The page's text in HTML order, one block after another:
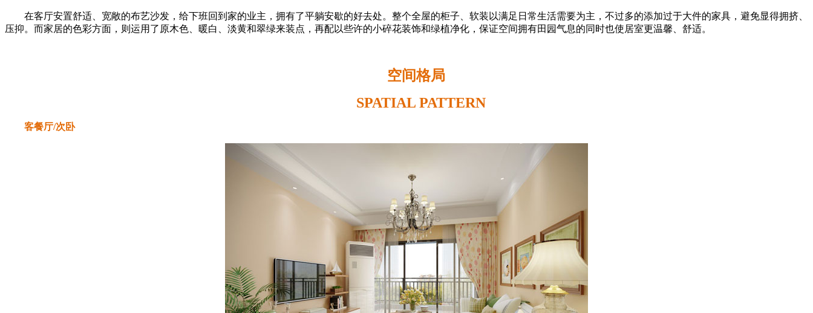
在客厅安置舒适、宽敞的布艺沙发，给下班回到家的业主，拥有了平躺安歇的好去处。整个全屋的柜子、软装以满足日常生活需要为主，不过多的添加过于大件的家具，避免显得拥挤、
压抑。而家居的色彩方面，则运用了原木色、暖白、淡黄和翠绿来装点，再配以些许的小碎花装饰和绿植净化，保证空间拥有田园气息的同时也使居室更温馨、舒适。
空间格局
SPATIAL PATTERN
客餐厅/次卧